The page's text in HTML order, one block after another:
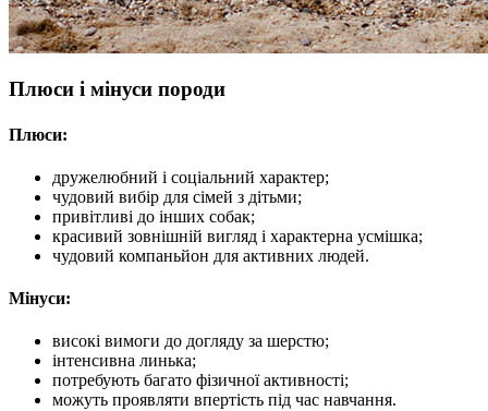
Плюси і мінуси породи
Плюси:
дружелюбний і соціальний характер;
чудовий вибір для сімей з дітьми;
привітливі до інших собак;
красивий зовнішній вигляд і характерна усмішка;
чудовий компаньйон для активних людей.
Мінуси:
високі вимоги до догляду за шерстю;
інтенсивна линька;
потребують багато фізичної активності;
можуть проявляти впертість під час навчання.